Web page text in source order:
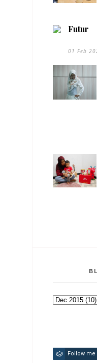
Futur
01 Feb
Follow